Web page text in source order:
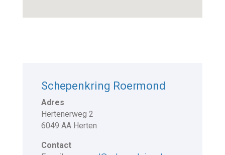
Schepenkring Roermond
Adres
Hertenerweg 2
6049 AA Herten
Contact